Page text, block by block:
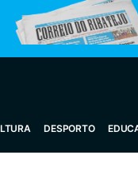
DESPORTO